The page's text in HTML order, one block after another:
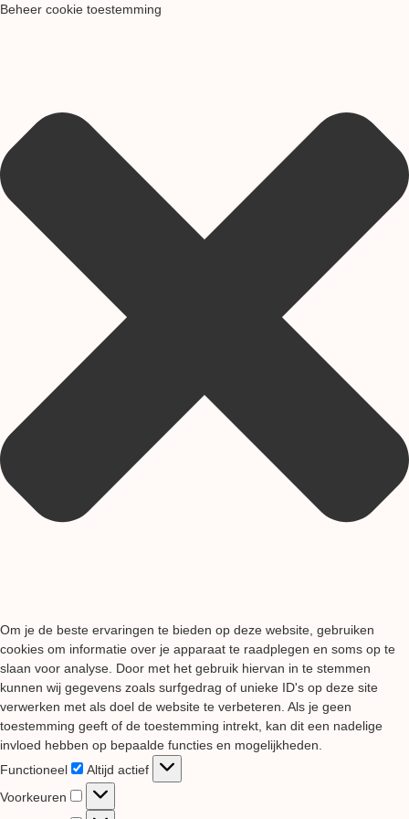
Beheer cookie toestemming
Om je de beste ervaringen te bieden op deze website, gebruiken
cookies om informatie over je apparaat te raadplegen en soms op te
slaan voor analyse. Door met het gebruik hiervan in te stemmen
kunnen wij gegevens zoals surfgedrag of unieke ID's op deze site
verwerken met als doel de website te verbeteren. Als je geen
toestemming geeft of de toestemming intrekt, kan dit een nadelige
invloed hebben op bepaalde functies en mogelijkheden.
Functioneel
Functioneel
Altijd actief
Voorkeuren
Voorkeuren